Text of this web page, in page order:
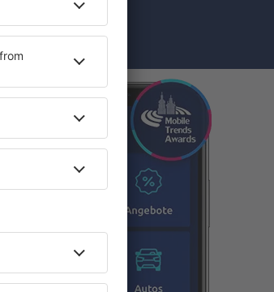
erteilen Sie die